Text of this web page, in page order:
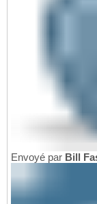
Envoyé par Bill